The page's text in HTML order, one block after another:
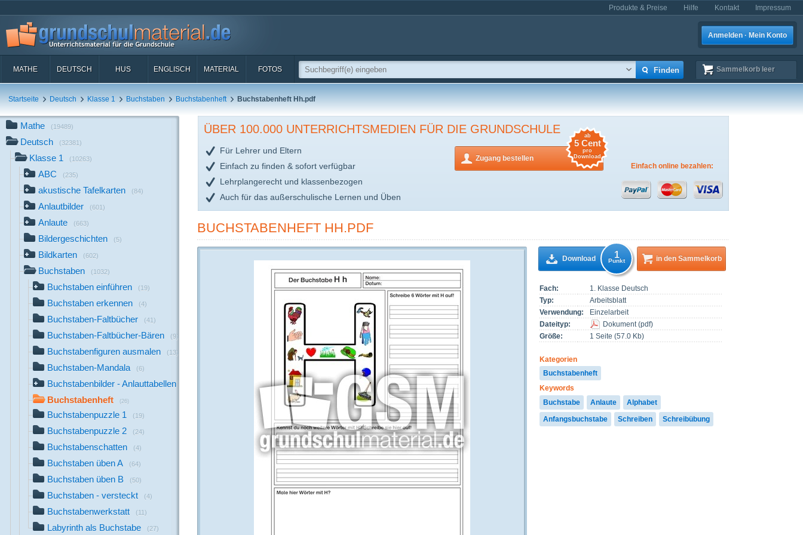
Produkte & Preise Hilfe Kontakt Impressum
Anmelden · Mein Konto
MATHE DEUTSCH HUS ENGLISCH MATERIAL FOTOS Sammelkorb leer
Startseite Deutsch Klasse 1 Buchstaben Buchstabenheft Buchstabenheft Hh.pdf
Mathe (19489)
Deutsch (32381)
Klasse 1 (10263)
ABC (235)
akustische Tafelkarten (84)
Anlautbilder (601)
Anlaute (663)
Bildergeschichten (5)
Bildkarten (602)
Buchstaben (1032)
Buchstaben einführen (19)
Buchstaben erkennen (4)
Buchstaben-Faltbücher (41)
Buchstaben-Faltbücher-Bären (9)
Buchstabenfiguren ausmalen (13)
Buchstaben-Mandala (6)
Buchstabenbilder - Anlauttabellen
Buchstabenheft (26)
Buchstabenpuzzle 1 (19)
Buchstabenpuzzle 2 (24)
Buchstabenschatten (4)
Buchstaben üben A (64)
Buchstaben üben B (50)
Buchstaben - versteckt (4)
Buchstabenwerkstatt (11)
Labyrinth als Buchstabe (27)
ÜBER 100.000 UNTERRICHTSMEDIEN FÜR DIE GRUNDSCHULE
Für Lehrer und Eltern
Einfach zu finden & sofort verfügbar
Lehrplangerecht und klassenbezogen
Auch für das außerschulische Lernen und Üben
Zugang bestellen
ab
5 Cent
pro
Download
Einfach online bezahlen:
BUCHSTABENHEFT HH.PDF
Fach:
1. Klasse Deutsch
Typ:
Arbeitsblatt
Verwendung:
Einzelarbeit
Dateityp:
Dokument(pdf)
Größe:
1 Seite (57.0 Kb)
Kategorien
Buchstabenheft
Keywords
Buchstabe
Anlaute
Alphabet
Anfangsbuchstabe
Schreiben Schreibübung
Download 1
Punkt in den Sammelkorb